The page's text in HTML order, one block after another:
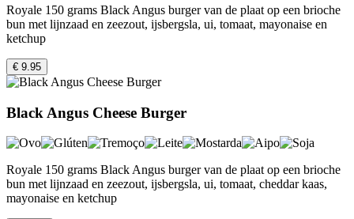
Royale 150 grams Black Angus burger van de plaat op een brioche
bun met lijnzaad en zeezout, ijsbergsla, ui, tomaat, mayonaise en
ketchup
€ 9.95
Black Angus Cheese Burger
Royale 150 grams Black Angus burger van de plaat op een brioche
bun met lijnzaad en zeezout, ijsbergsla, ui, tomaat, cheddar kaas,
mayonaise en ketchup